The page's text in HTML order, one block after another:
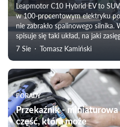
Leapmotor C10 Hybrid EV to
w 100-procentowym elektryku
nie zabrakło spalinowego silnika.
spisuje się taki układ, na jaki
weryfikujemy subiektywne
rodziny.
7 Sie Tomasz Kamiński
PORADY
Przekaźnik - miniaturowa
część, która może